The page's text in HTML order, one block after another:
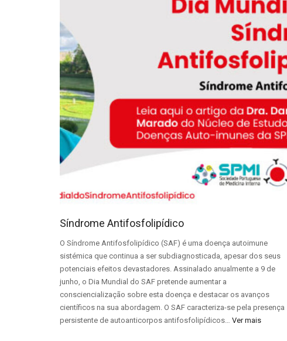
Síndrome Antifosfolipídico
O Síndrome Antifosfolipídico (SAF) é uma doença autoimune
sistémica que continua a ser subdiagnosticada, apesar dos seus
potenciais efeitos devastadores. Assinalado anualmente a 9 de
junho, o Dia Mundial do SAF pretende aumentar a
consciencialização sobre esta doença e destacar os avanços
científicos na sua abordagem. O SAF caracteriza-se pela presença
persistente de autoanticorpos antifosfolipídicos… Ver mais